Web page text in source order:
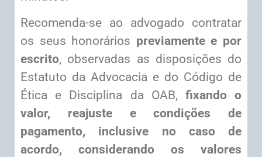
Recomenda-se ao advogado contratar
os seus honorários previamente e por
escrito, observadas as disposições do
Estatuto da Advocacia e do Código de
Ética e Disciplina da OAB, fixando o
valor, reajuste e condições de
pagamento, inclusive no caso de
acordo, considerando os valores